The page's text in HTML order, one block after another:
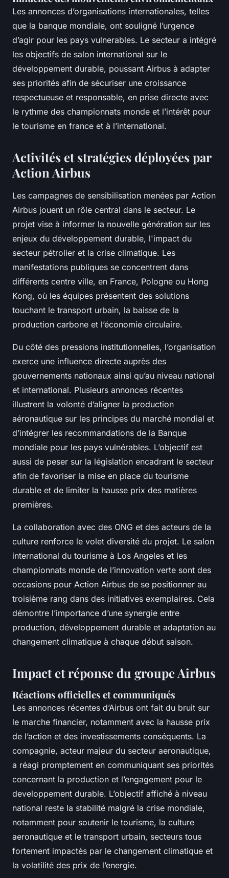
Les annonces d’organisations internationales, telles
que la banque mondiale, ont souligné l’urgence
d’agir pour les pays vulnerables. Le secteur a intégré
les objectifs de salon international sur le
développement durable, poussant Airbus à adapter
ses priorités afin de sécuriser une croissance
respectueuse et responsable, en prise directe avec
le rythme des championnats monde et l’intérêt pour
le tourisme en france et à l’international.
Activités et stratégies déployées par
Action Airbus
Les campagnes de sensibilisation menées par Action
Airbus jouent un rôle central dans le secteur. Le
projet vise à informer la nouvelle génération sur les
enjeux du développement durable, l'impact du
secteur pétrolier et la crise climatique. Les
manifestations publiques se concentrent dans
différents centre ville, en France, Pologne ou Hong
Kong, où les équipes présentent des solutions
touchant le transport urbain, la baisse de la
production carbone et l’économie circulaire.
Du côté des pressions institutionnelles, l’organisation
exerce une influence directe auprès des
gouvernements nationaux ainsi qu’au niveau national
et international. Plusieurs annonces récentes
illustrent la volonté d’aligner la production
aéronautique sur les principes du marché mondial et
d’intégrer les recommandations de la Banque
mondiale pour les pays vulnérables. L’objectif est
aussi de peser sur la législation encadrant le secteur
afin de favoriser la mise en place du tourisme
durable et de limiter la hausse prix des matières
premières.
La collaboration avec des ONG et des acteurs de la
culture renforce le volet diversité du projet. Le salon
international du tourisme à Los Angeles et les
championnats monde de l’innovation verte sont des
occasions pour Action Airbus de se positionner au
troisième rang dans des initiatives exemplaires. Cela
démontre l’importance d’une synergie entre
production, développement durable et adaptation au
changement climatique à chaque début saison.
Impact et réponse du groupe Airbus
Réactions officielles et communiqués
Les annonces récentes d’Airbus ont fait du bruit sur
le marche financier, notamment avec la hausse prix
de l’action et des investissements conséquents. La
compagnie, acteur majeur du secteur aeronautique,
a réagi promptement en communiquant ses priorités
concernant la production et l’engagement pour le
developpement durable. L’objectif affiché à niveau
national reste la stabilité malgré la crise mondiale,
notamment pour soutenir le tourisme, la culture
aeronautique et le transport urbain, secteurs tous
fortement impactés par le changement climatique et
la volatilité des prix de l’energie.